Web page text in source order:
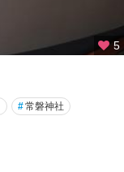
5
#常磐神社